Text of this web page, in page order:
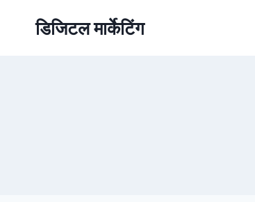
डिजिटल मार्केटिंग